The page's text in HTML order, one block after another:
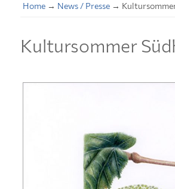
Home → News / Presse →
Kultursommer